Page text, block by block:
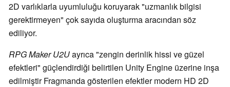
2D varlıklarla uyumluluğu koruyarak "uzmanlık bilgisi
gerektirmeyen" çok sayıda oluşturma aracından söz
ediliyor.
RPG Maker U2Uayrıca "zengin derinlik hissi ve güzel
efektleri" güçlendirdiği belirtilen Unity Engine üzerine inşa
edilmiştir Fragmanda gösterilen efektler modern HD 2D